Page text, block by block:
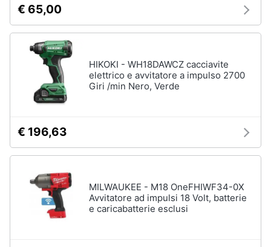
€ 65,00
HIKOKI - WH18DAWCZ cacciavite
elettrico e avvitatore a impulso 2700
Giri /min Nero, Verde
€ 196,63
MILWAUKEE - M18 OneFHIWF34-0X
Avvitatore ad impulsi 18 Volt, batterie
e caricabatterie esclusi